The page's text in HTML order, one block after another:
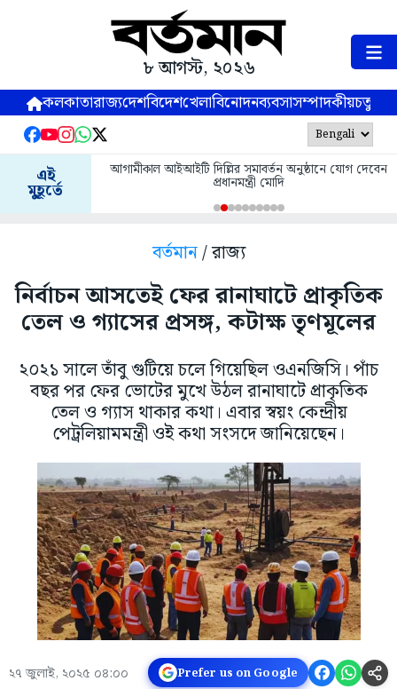
৮ আগস্ট, ২০২৬
কলকাতারাজ্যদেশবিদেশখেলাবিনোদনব্যবসাসম্পাদকীয়
এই
মুহূর্তে
আগামীকাল আইআইটি দিল্লির সমাবর্তন অনুষ্ঠানে যোগ দেবেন
প্রধানমন্ত্রী মোদি
বর্তমান/ রাজ্য
নির্বাচন আসতেই ফের রানাঘাটে প্রাকৃতিক
তেল ও গ্যাসের প্রসঙ্গ, কটাক্ষ তৃণমূলের
২০২১ সালে তাঁবু গুটিয়ে চলে গিয়েছিল ওএনজিসি। পাঁচ
বছর পর ফের ভোটের মুখে উঠল রানাঘাটে প্রাকৃতিক
তেল ও গ্যাস থাকার কথা। এবার স্বয়ং কেন্দ্রীয়
পেট্রলিয়ামমন্ত্রী ওই কথা সংসদে জানিয়েছেন।
২৭ জুলাই, ২০২৫ ০৪:০০ Prefer us on Google